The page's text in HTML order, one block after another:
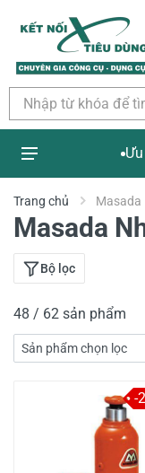
Trang chủ Masada
Masada
Bộ lọc
48 / 62 sản phẩm
-